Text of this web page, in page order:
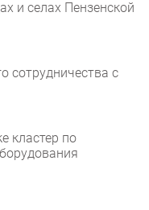
и селах Пензенской
сотрудничества с
кластер по